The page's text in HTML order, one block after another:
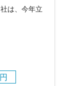
は、今年立